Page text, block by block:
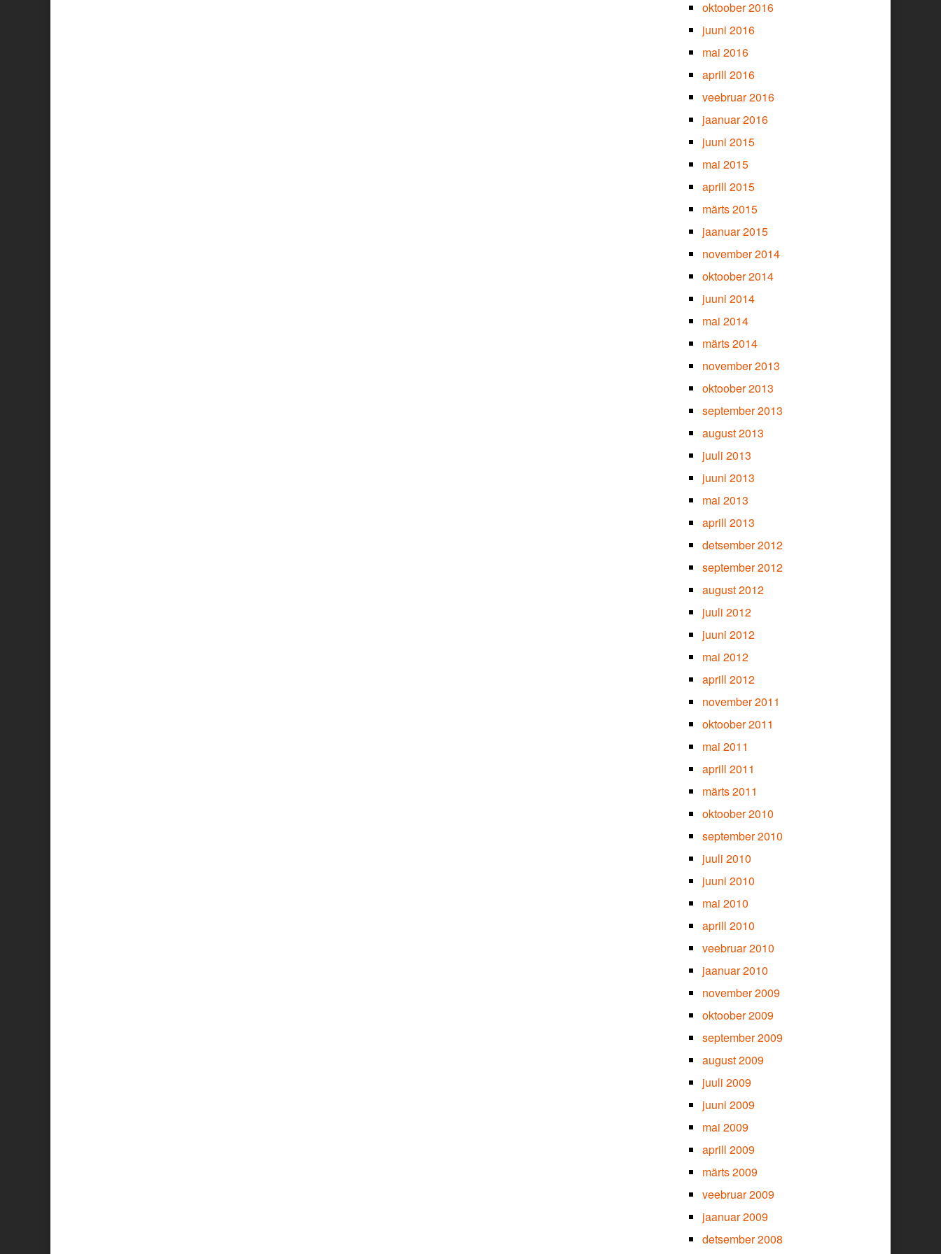
oktoober 2016
juuni 2016
mai 2016
aprill 2016
veebruar 2016
jaanuar 2016
juuni 2015
mai 2015
aprill 2015
märts 2015
jaanuar 2015
november 2014
oktoober 2014
juuni 2014
mai 2014
märts 2014
november 2013
oktoober 2013
september 2013
august 2013
juuli 2013
juuni 2013
mai 2013
aprill 2013
detsember 2012
september 2012
august 2012
juuli 2012
juuni 2012
mai 2012
aprill 2012
november 2011
oktoober 2011
mai 2011
aprill 2011
märts 2011
oktoober 2010
september 2010
juuli 2010
juuni 2010
mai 2010
aprill 2010
veebruar 2010
jaanuar 2010
november 2009
oktoober 2009
september 2009
august 2009
juuli 2009
juuni 2009
mai 2009
aprill 2009
märts 2009
veebruar 2009
jaanuar 2009
detsember 2008